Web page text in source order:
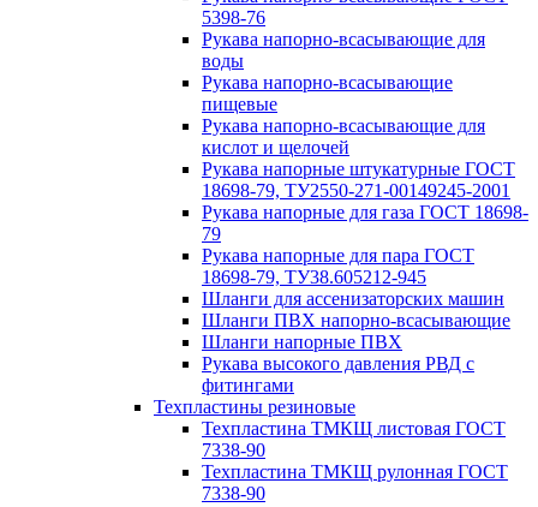
5398-76
Рукава напорно-всасывающие для
воды
Рукава напорно-всасывающие
пищевые
Рукава напорно-всасывающие для
кислот и щелочей
Рукава напорные штукатурные ГОСТ
18698-79, ТУ2550-271-00149245-2001
Рукава напорные для газа ГОСТ 18698-
79
Рукава напорные для пара ГОСТ
18698-79, ТУ38.605212-945
Шланги для ассенизаторских машин
Шланги ПВХ напорно-всасывающие
Шланги напорные ПВХ
Рукава высокого давления РВД с
фитингами
Техпластины резиновые
Техпластина ТМКЩ листовая ГОСТ
7338-90
Техпластина ТМКЩ рулонная ГОСТ
7338-90